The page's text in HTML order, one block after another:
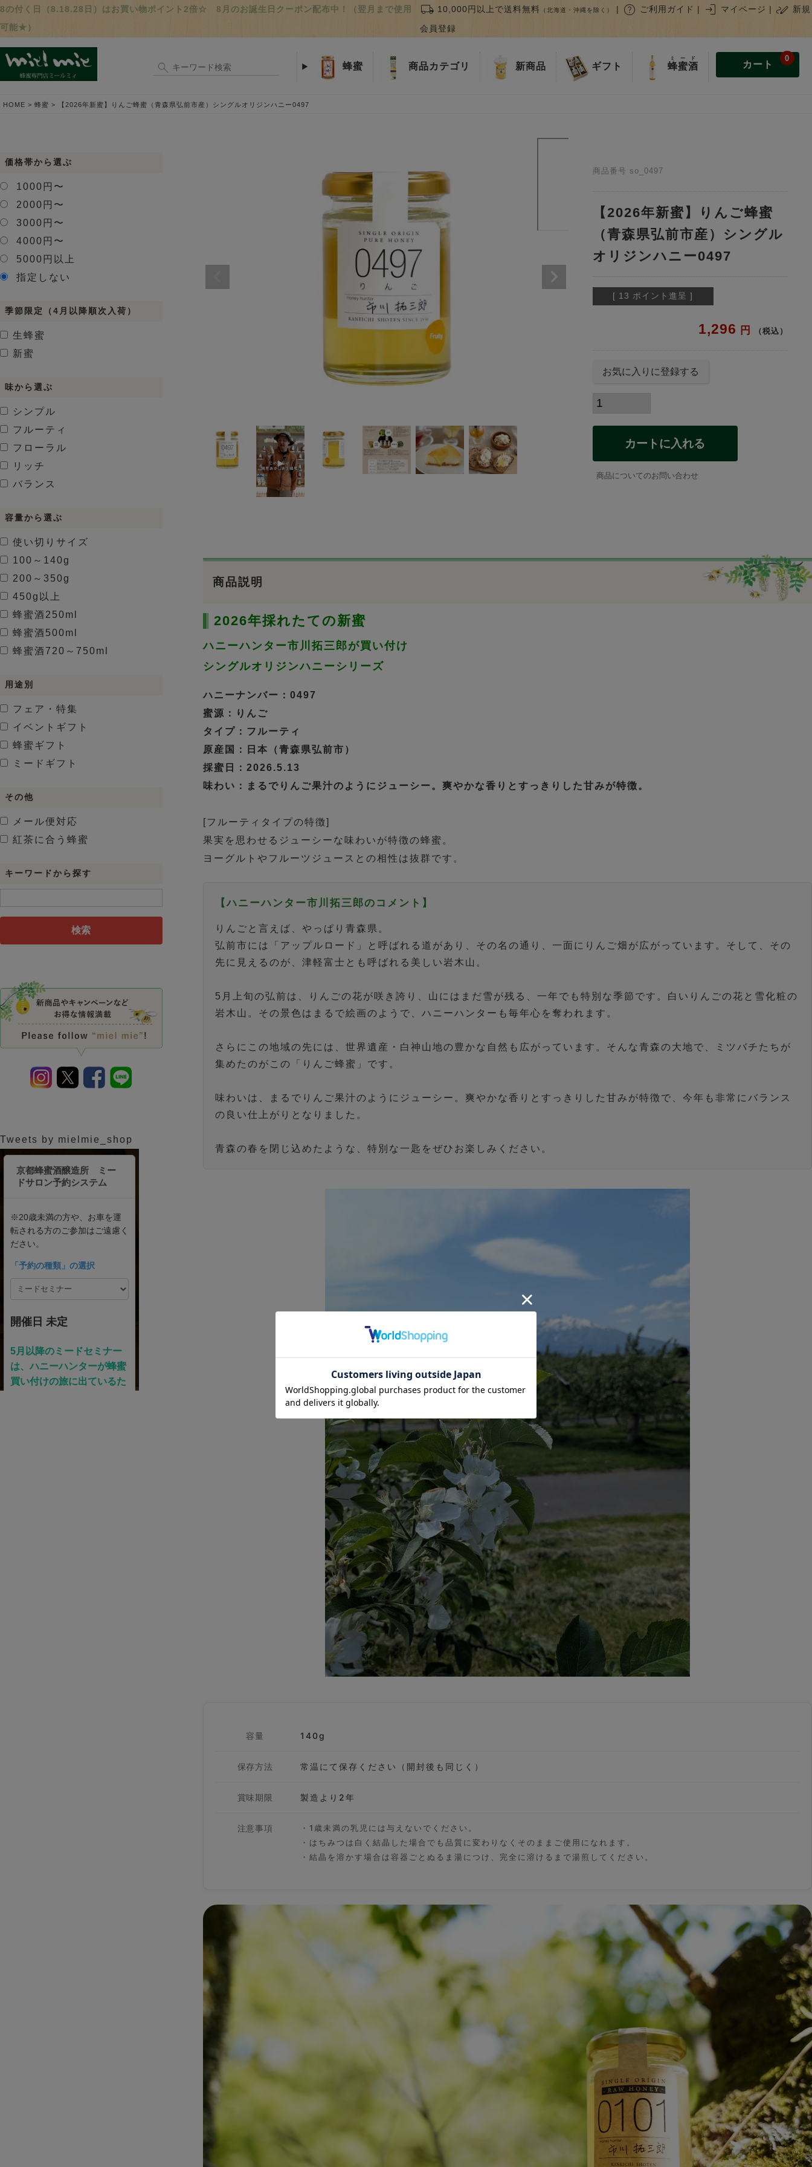
8の付く日（8.18.28日）はお買い物ポイント2倍☆ 8月のお誕生日クーポン配布中！（翌月まで使用
可能★）
local_shipping 10,000円以上で送料無料 （北海道・沖縄を除く） | help ご利用ガイド | login マイページ | stylus_note 新規
会員登録
蜂蜜 商品カテゴリ 新商品 ギフト 蜂蜜酒
ミード
カート
0
HOME 蜂蜜 【2026年新蜜】りんご蜂蜜（青森県弘前市産）シングルオリジンハニー0497
商品番号 so_0497
【2026年新蜜】りんご蜂蜜
（青森県弘前市産）シングル
オリジンハニー0497
[ 13 ポイント進呈 ]
1,296 税込
お気に入りに登録する
カートに入れる
商品についてのお問い合わせ
商品説明
2026年採れたての新蜜
ハニーハンター市川拓三郎が買い付け
シングルオリジンハニーシリーズ
ハニーナンバー：0497
蜜源：りんご
タイプ：フルーティ
原産国：日本（青森県弘前市）
採蜜日：2026.5.13
味わい：まるでりんご果汁のようにジューシー。爽やかな香りとすっきりした甘みが特徴。
[フルーティタイプの特徴]
果実を思わせるジューシーな味わいが特徴の蜂蜜。
ヨーグルトやフルーツジュースとの相性は抜群です。
【ハニーハンター市川拓三郎のコメント】
りんごと言えば、やっぱり青森県。
弘前市には「アップルロード」と呼ばれる道があり、その名の通り、一面にりんご畑が広がっています。そして、その
先に見えるのが、津軽富士とも呼ばれる美しい岩木山。
5月上旬の弘前は、りんごの花が咲き誇り、山にはまだ雪が残る、一年でも特別な季節です。白いりんごの花と雪化粧の
岩木山。その景色はまるで絵画のようで、ハニーハンターも毎年心を奪われます。
さらにこの地域の先には、世界遺産・白神山地の豊かな自然も広がっています。そんな青森の大地で、ミツバチたちが
集めたのがこの「りんご蜂蜜」です。
味わいは、まるでりんご果汁のようにジューシー。爽やかな香りとすっきりした甘みが特徴で、今年も非常にバランス
の良い仕上がりとなりました。
青森の春を閉じ込めたような、特別な一匙をぜひお楽しみください。
容量 140g
保存方法 常温にて保存ください（開封後も同じく）
賞味期限 製造より2年
注意事項
・1歳未満の乳児には与えないでください。
・はちみつは白く結晶した場合でも品質に変わりなくそのままご使用になれます。
・結晶を溶かす場合は容器ごとぬるま湯につけ、完全に溶けるまで湯煎してください。
価格帯から選ぶ
1000円〜
2000円〜
3000円〜
4000円〜
5000円以上
指定しない
季節限定（4月以降順次入荷）
生蜂蜜
新蜜
味から選ぶ
シンプル
フルーティ
フローラル
リッチ
バランス
容量から選ぶ
使い切りサイズ
100～140g
200～350g
450g以上
蜂蜜酒250ml
蜂蜜酒500ml
蜂蜜酒720～750ml
用途別
フェア・特集
イベントギフト
蜂蜜ギフト
ミードギフト
その他
メール便対応
紅茶に合う蜂蜜
キーワードから探す
検索
Tweets by mielmie_shop